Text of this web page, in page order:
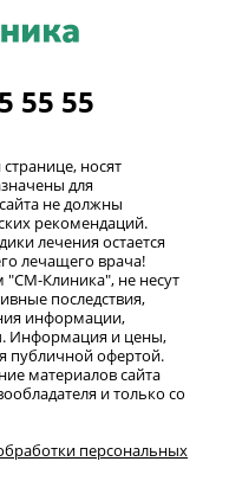
55 55
носят
для
не должны
рекомендаций.
лечения остается
лечащего врача!
Клиника", не несут
последствия,
информации,
Информация и цены,
публичной офертой.
материалов сайта
и только со
персональных